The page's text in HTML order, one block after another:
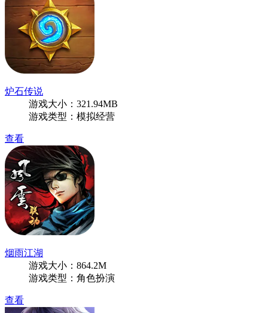
炉石传说
游戏大小：321.94MB
游戏类型：模拟经营
查看
烟雨江湖
游戏大小：864.2M
游戏类型：角色扮演
查看